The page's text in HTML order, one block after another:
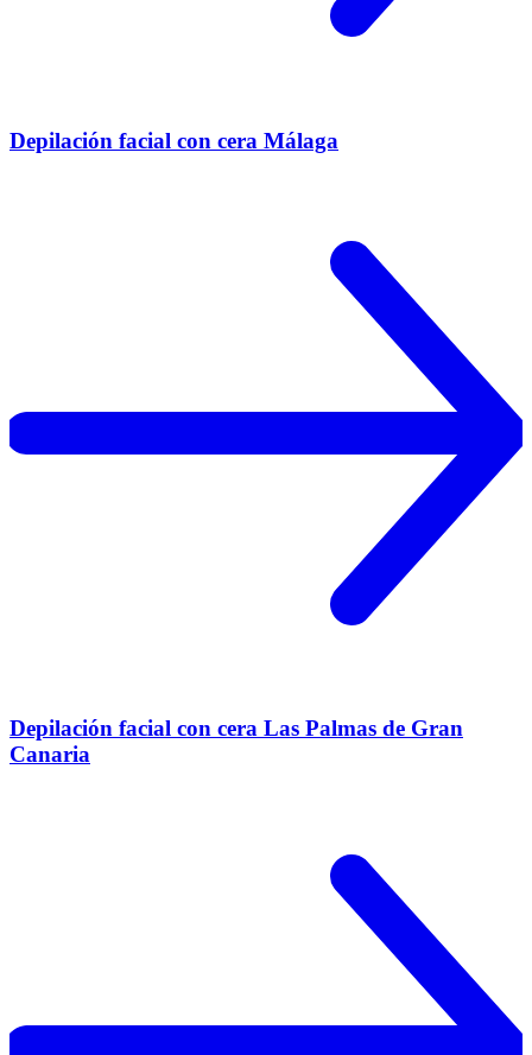
Depilación facial con cera Málaga
Depilación facial con cera Las Palmas de Gran
Canaria